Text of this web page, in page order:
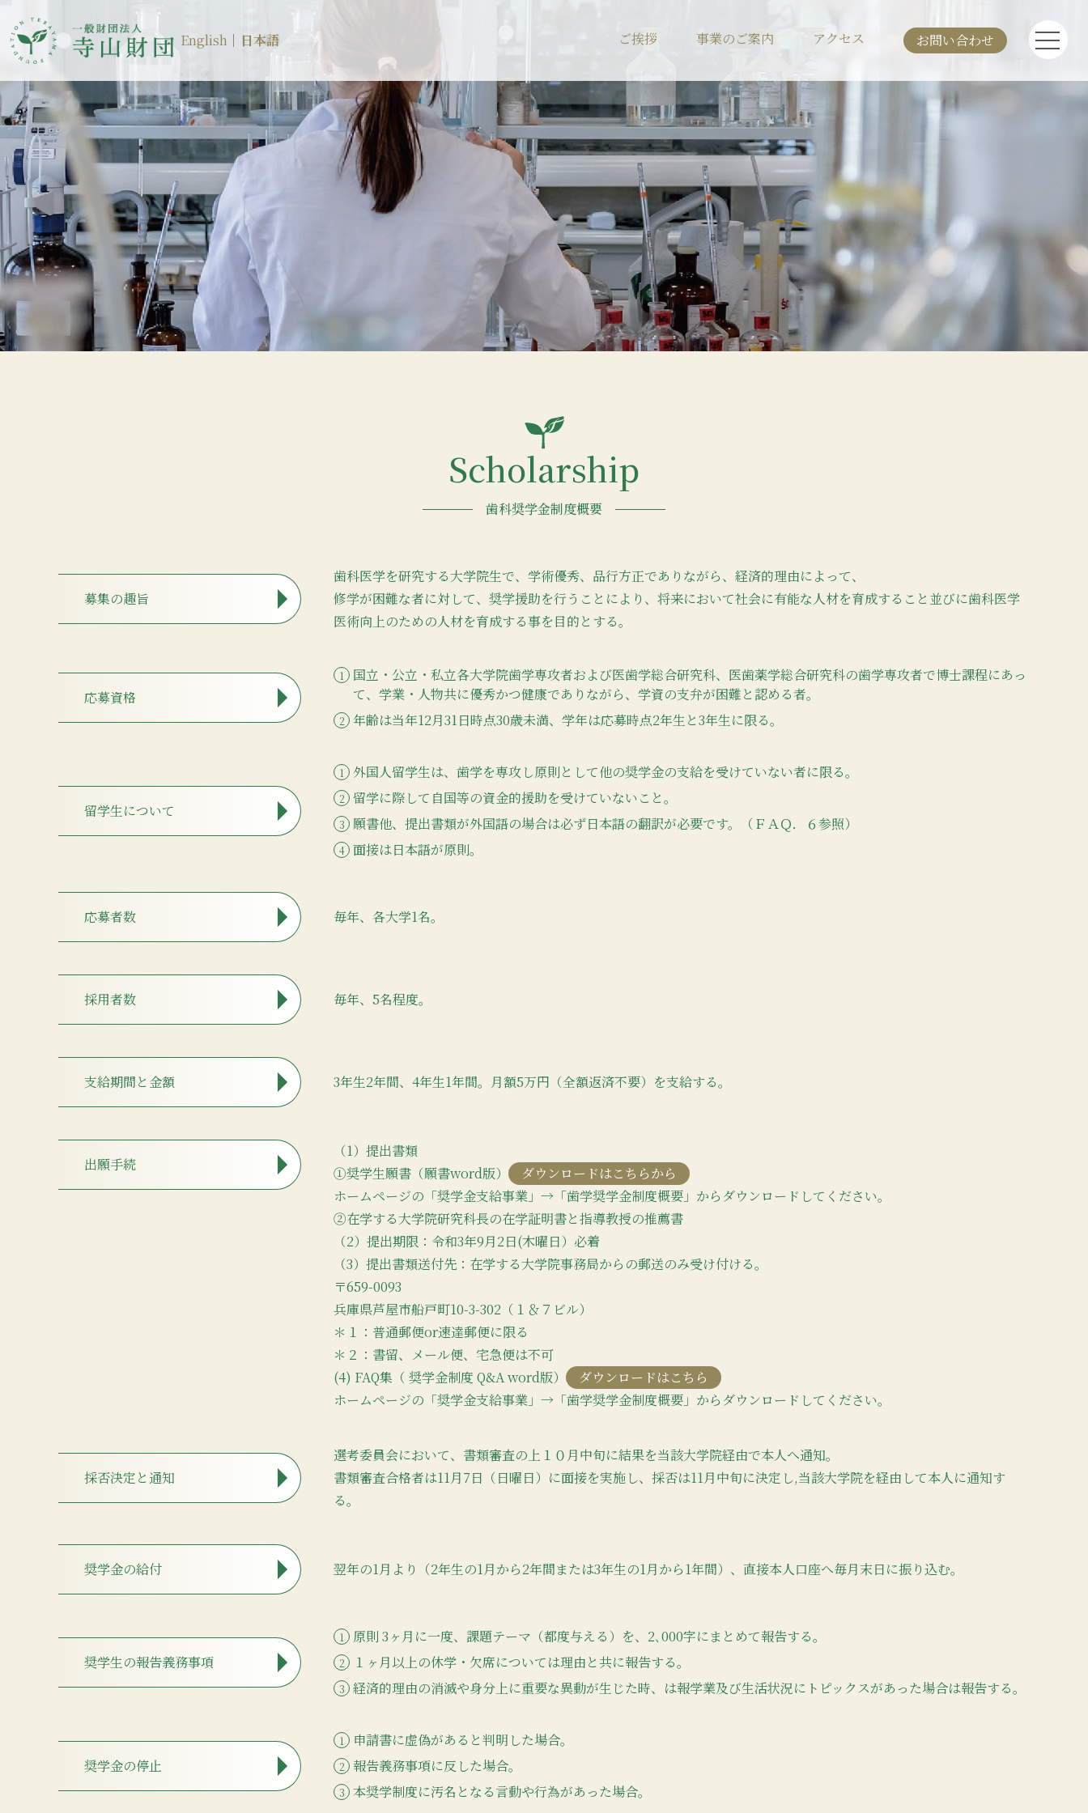
English 日本語 ご挨拶 事業のご案内 アクセス お問い合わせ
Scholarship
歯科奨学金制度概要
募集の趣旨
歯科医学を研究する大学院生で、学術優秀、品行方正でありながら、経済的理由によって、
修学が困難な者に対して、奨学援助を行うことにより、将来において社会に有能な人材を育成すること並びに歯科医学
医術向上のための人材を育成する事を目的とする。
応募資格
国立・公立・私立各大学院歯学専攻者および医歯学総合研究科、医歯薬学総合研究科の歯学専攻者で博士課程にあっ
て、学業・人物共に優秀かつ健康でありながら、学資の支弁が困難と認める者。
年齢は当年12月31日時点30歳未満、学年は応募時点2年生と3年生に限る。
留学生について
外国人留学生は、歯学を専攻し原則として他の奨学金の支給を受けていない者に限る。
留学に際して自国等の資金的援助を受けていないこと。
願書他、提出書類が外国語の場合は必ず日本語の翻訳が必要です。（ＦＡＱ．６参照）
面接は日本語が原則。
応募者数 毎年、各大学1名。
採用者数 毎年、5名程度。
支給期間と金額 3年生2年間、4年生1年間。月額5万円（全額返済不要）を支給する。
出願手続
（1）提出書類
①奨学生願書（願書word版）
ダウンロードはこちらから
ホームページの「奨学金支給事業」→「歯学奨学金制度概要」からダウンロードしてください。
②在学する大学院研究科長の在学証明書と指導教授の推薦書
（2）提出期限：令和3年9月2日(木曜日）必着
（3）提出書類送付先：在学する大学院事務局からの郵送のみ受け付ける。
〒659-0093
兵庫県芦屋市船戸町10-3-302（１＆７ビル）
＊１：普通郵便or速達郵便に限る
＊２：書留、メール便、宅急便は不可
(4) FAQ集（ 奨学金制度 Q&A word版）
ダウンロードはこちら
ホームページの「奨学金支給事業」→「歯学奨学金制度概要」からダウンロードしてください。
採否決定と通知
選考委員会において、書類審査の上１０月中旬に結果を当該大学院経由で本人へ通知。
書類審査合格者は11月7日（日曜日）に面接を実施し、採否は11月中旬に決定し,当該大学院を経由して本人に通知す
る。
奨学金の給付 翌年の1月より（2年生の1月から2年間または3年生の1月から1年間）、直接本人口座へ毎月末日に振り込む。
奨学生の報告義務事項
原則 3ヶ月に一度、課題テーマ（都度与える）を、2､000字にまとめて報告する。
１ヶ月以上の休学・欠席については理由と共に報告する。
経済的理由の消滅や身分上に重要な異動が生じた時、は報学業及び生活状況にトピックスがあった場合は報告する。
奨学金の停止
申請書に虚偽があると判明した場合。
報告義務事項に反した場合。
本奨学制度に汚名となる言動や行為があった場合。